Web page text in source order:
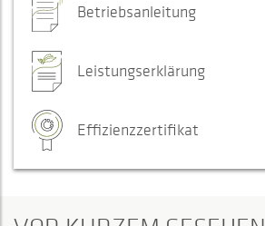
Betriebsanleitung
Leistungserklärung
Effizienzzertifikat